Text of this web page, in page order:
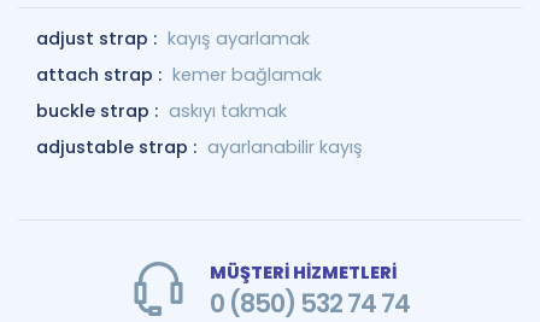
adjust strap : kayış ayarlamak
attach strap : kemer bağlamak
buckle strap : askıyı takmak
adjustable strap : ayarlanabilir kayış
MÜŞTERİ HİZMETLERİ
0 (850) 532 74 74